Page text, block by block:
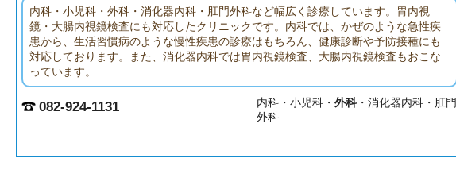
内科・小児科・外科・消化器内科・肛門外科など幅広く診療しています。胃内視
鏡・大腸内視鏡検査にも対応したクリニックです。内科では、かぜのような急性疾
患から、生活習慣病のような慢性疾患の診療はもちろん、健康診断や予防接種にも
対応しております。また、消化器内科では胃内視鏡検査、大腸内視鏡検査もおこな
っています。
082-924-1131 内科・小児科・外科・消化器内科・肛門
外科